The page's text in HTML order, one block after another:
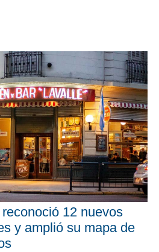
12 nuevos
y amplió su mapa de